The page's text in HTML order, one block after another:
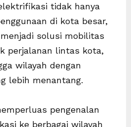
tidak hanya
di kota besar,
solusi mobilitas
perjalanan lintas kota,
wilayah dengan
lebih menantang.
pengenalan
ke berbagai wilayah